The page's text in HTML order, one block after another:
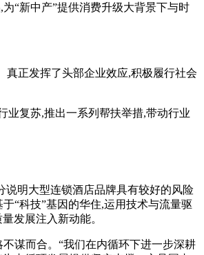
“新中产”提供消费升级大背景下与时
正发挥了头部企业效应,积极履行社会
复苏,推出一系列帮扶举措,带动行业
明大型连锁酒店品牌具有较好的风险
“科技”基因的华住,运用技术与流量驱
发展注入新动能。
谋而合。“我们在内循环下进一步深耕